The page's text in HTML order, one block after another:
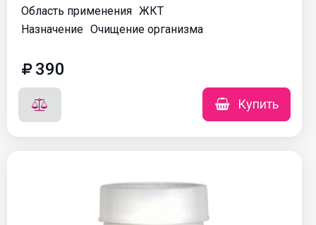
Область применения ЖКТ
Назначение Очищение организма
390
Купить